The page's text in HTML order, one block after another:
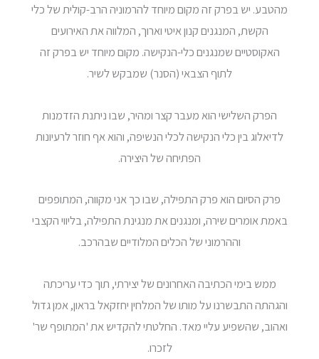
מהטבע. יש בפרק זה מקום מיוחד להרמוניה הרב-קולית של כלי
הקשת, המנגנים קנון איטי וארוך, המלווה את האירועים
האקוסטיים שמנגנים כלי-הנקישה. מקום מיוחד יש בפרק זה
לתוף הצבאי (הסנר) שמבקש לשיר.
הפרק השלישי הוא מעבר קצר ומהיר, שבו ניתנת הזדמנות
לדיאלוג בין כלי הנקישה לכלי הנשיפה, והוא אף חוזר לרעיונות
הפתיחה של היצירה.
פרק הסיום הוא פרק התפילה, שבו כך אני מקווה, המתופפים
באמת אומרים שירה, ומנגנים את מנגינת התפילה, בליווי הקצבי
וההרמוני של הכלים המלודיים שבהרכב.
ממש בימי הכתיבה האחרונים של יצירתי, תוך כדי עריכתה
והגהתה התבשרנו על מותו של המלחין יחזקאל בראון, אמן גדול
ואהוב, שהשפיע עליי מאד. החלטתי להקדיש את 'המתופף שר'
לזכרו.